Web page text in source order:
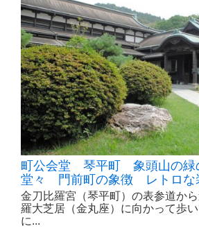
町公会堂 琴平町 象頭山の
堂々 門前町の象徴 レトロな
金刀比羅宮（琴平町）の表参道か
羅大芝居（金丸座）に向かって歩
に...